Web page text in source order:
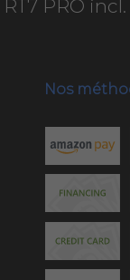
RT7 PRO incl.
Nos